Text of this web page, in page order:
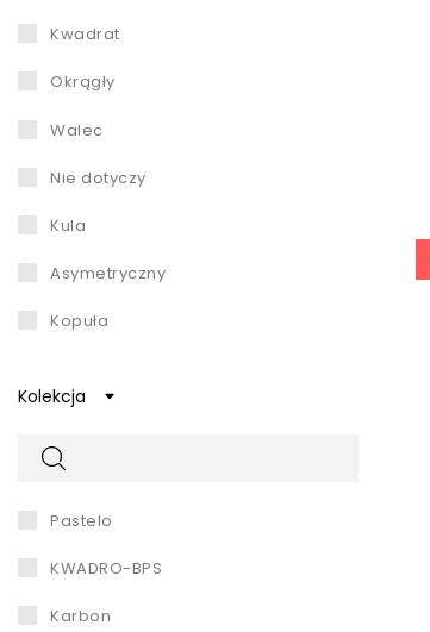
transparentny
zielony
złoty
żółty
kwadrat
okrągły
walec
nie dotyczy
kula
asymetryczny
kopuła
stożek
niereguralny
brylant
cylindryczny
Kolekcja
pastelo
KWADRO-BPS
karbon